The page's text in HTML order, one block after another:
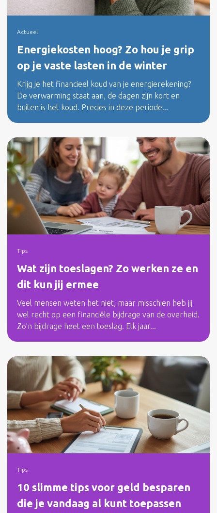
Actueel
Energiekosten hoog? Zo hou je grip
op je vaste lasten in de winter
Krijg je het financieel koud van je energierekening?
De verwarming staat aan, de dagen zijn kort en
buiten is het koud. Precies in deze periode...
Tips
Wat zijn toeslagen? Zo werken ze en
dit kun jij ermee
Veel mensen weten het niet, maar misschien heb jij
wel recht op een financiële bijdrage van de overheid.
Zo’n bijdrage heet een toeslag. Elk jaar...
Tips
10 slimme tips voor geld besparen
die je vandaag al kunt toepassen